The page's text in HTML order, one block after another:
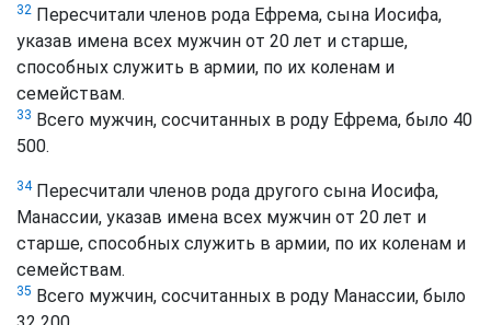
32 Пересчитали членов рода Ефрема, сына Иосифа,
указав имена всех мужчин от 20 лет и старше,
способных служить в армии, по их коленам и
семействам.
33 Всего мужчин, сосчитанных в роду Ефрема, было 40
500.
34Пересчитали членов рода другого сына Иосифа,
Манассии, указав имена всех мужчин от 20 лет и
старше, способных служить в армии, по их коленам и
семействам.
35 Всего мужчин, сосчитанных в роду Манассии, было